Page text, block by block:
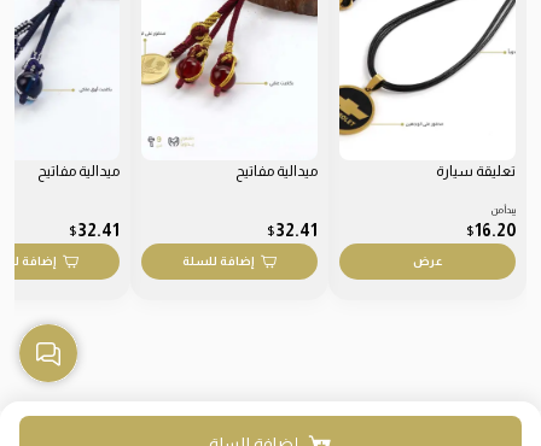
تعليقة سيارة
يبدأ من
16.20
$
عرض
ميدالية مفاتيح
32.41
$
إضافة للسلة
ميدالية مفاتيح
32.41
$
إضافة